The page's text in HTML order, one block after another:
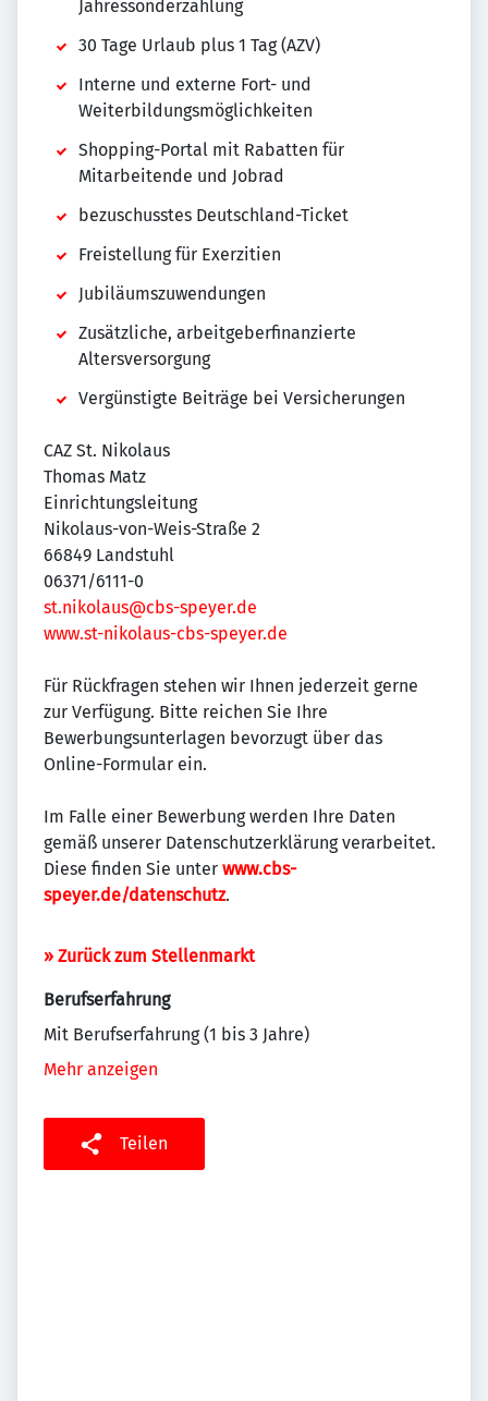
Jahressonderzahlung
30 Tage Urlaub plus 1 Tag (AZV)
Interne und externe Fort- und
Weiterbildungsmöglichkeiten
Shopping-Portal mit Rabatten für
Mitarbeitende und Jobrad
bezuschusstes Deutschland-Ticket
Freistellung für Exerzitien
Jubiläumszuwendungen
Zusätzliche, arbeitgeberfinanzierte
Altersversorgung
Vergünstigte Beiträge bei Versicherungen
CAZ St. Nikolaus
Thomas Matz
Einrichtungsleitung
Nikolaus-von-Weis-Straße 2
66849 Landstuhl
06371/6111-0
st.nikolaus@cbs-speyer.de
www.st-nikolaus-cbs-speyer.de
Für Rückfragen stehen wir Ihnen jederzeit gerne
zur Verfügung. Bitte reichen Sie Ihre
Bewerbungsunterlagen bevorzugt über das
Online-Formular ein.
Im Falle einer Bewerbung werden Ihre Daten
gemäß unserer Datenschutzerklärung verarbeitet.
Diese finden Sie unter www.cbs-
speyer.de/datenschutz.
» Zurück zum Stellenmarkt
Berufserfahrung
Mit Berufserfahrung (1 bis 3 Jahre)
Mehr anzeigen
Teilen